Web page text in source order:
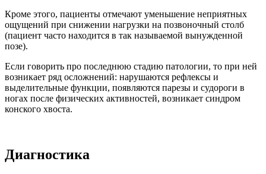
Кроме этого, пациенты отмечают уменьшение неприятных
ощущений при снижении нагрузки на позвоночный столб
(пациент часто находится в так называемой вынужденной
позе).
Если говорить про последнюю стадию патологии, то при ней
возникает ряд осложнений: нарушаются рефлексы и
выделительные функции, появляются парезы и судороги в
ногах после физических активностей, возникает синдром
конского хвоста.
Диагностика